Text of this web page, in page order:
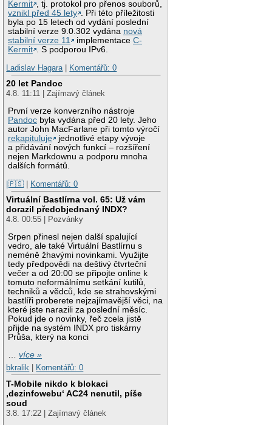
Kermit , tj. protokol pro přenos souborů,
vznikl před 45 lety . Při této příležitosti
byla po 15 letech od vydání poslední
stabilní verze 9.0.302 vydána nová
stabilní verze 11
implementaceC-
Kermit . S podporou IPv6.
Ladislav Hagara | Komentářů: 0
20 let Pandoc
4.8. 11:11 | Zajímavý článek
První verze konverzního nástroje
Pandoc byla vydána před 20 lety. Jeho
autor John MacFarlane při tomto výročí
rekapituluje
jednotlivé etapy vývoje
a přidávání nových funkcí – rozšíření
nejen Markdownu a podporu mnoha
dalších formátů.
|🇵🇸 | Komentářů: 0
Virtuální Bastlírna vol. 65: Už vám
dorazil předobjednaný INDX?
4.8. 00:55 | Pozvánky
Srpen přinesl nejen další spalující
vedro, ale také Virtuální Bastlírnu s
neméně žhavými novinkami. Využijte
tedy předpovědi na deštivý čtvrteční
večer a od 20:00 se připojte online k
tomuto neformálnímu setkání kutilů,
techniků a vědců, kde se strahovskými
bastlíři proberete nejzajímavější věci, na
které jste narazili za poslední měsíc.
Pokud jde o novinky, řeč zcela jistě
přijde na systém INDX pro tiskárny
Průša, který na konci
…více »
bkralik
Komentářů: 0
T-Mobile nikdo k blokaci
‚dezinfowebu‘ AC24 nenutil, píše
soud
3.8. 17:22 | Zajímavý článek